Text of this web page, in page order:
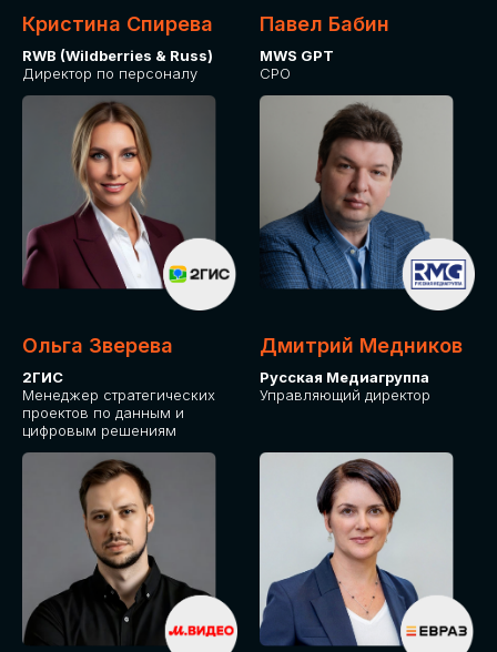
Кристина Спирева
RWB (Wildberries & Russ)
Директор по персоналу
Павел Бабин
MWS GPT
CPO
Ольга Зверева
2ГИС
Менеджер стратегических
проектов по данным и
цифровым решениям
Дмитрий Медников
Русская Медиагруппа
Управляющий директор